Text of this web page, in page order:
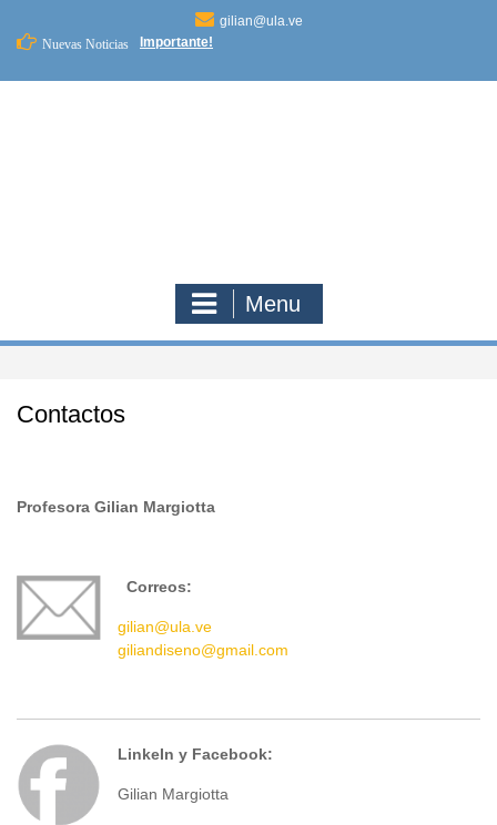
gilian@ula.ve
Nuevas Noticias
Importante!
Menu
Contactos
Profesora Gilian Margiotta
Correos:
gilian@ula.ve
giliandiseno@gmail.com
LinkeIn y Facebook:
Gilian Margiotta